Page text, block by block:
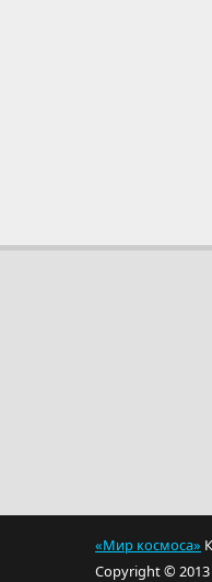
«Мир космоса»
Copyright ©